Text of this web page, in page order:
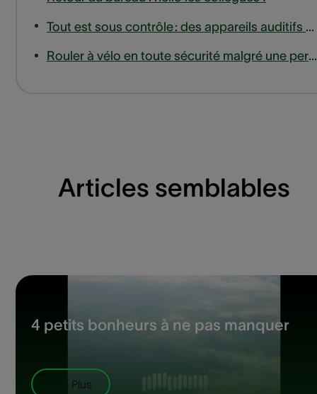
Tout est sous contrôle : des appareils auditifs qui vous facilitent encore plus la vie
Rouler à vélo en toute sécurité malgré une perte auditive
Articles semblables
4 petits bonheurs à ne pas manquer
Lire Plus